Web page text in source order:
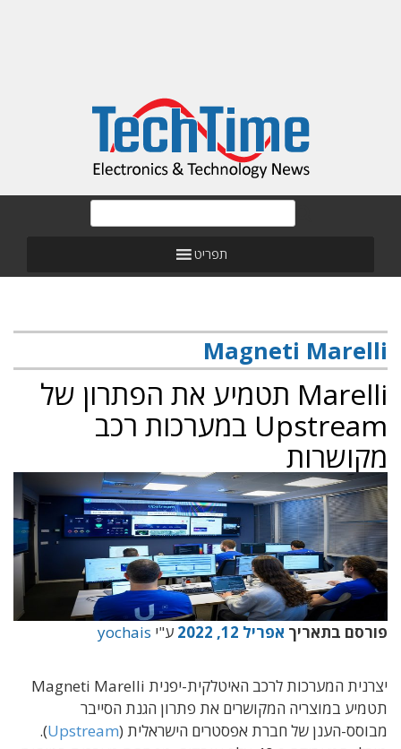
תפריט
Magneti Marelli
Marelli תטמיע את הפתרון של
Upstream במערכות רכב
מקושרות
פורסם בתאריך אפריל 12, 2022 ע"י yochais
יצרנית המערכות לרכב האיטלקית-יפנית Magneti Marelli
תטמיע במוצריה המקושרים את פתרון הגנת הסייבר
מבוסס-הענן של חברת אפסטרים הישראלית (Upstream
).